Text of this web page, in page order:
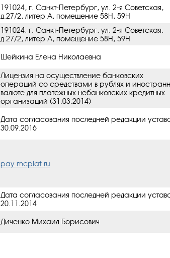
191024, г. Санкт-Петербург, ул. 2-я Советская,
д.27/2, литер А, помещение 58Н, 59Н
191024, г. Санкт-Петербург, ул. 2-я Советская,
д.27/2, литер А, помещение 58Н, 59Н
Шейкина Елена Николаевна
Лицензия на осуществление банковских
операций со средствами в рублях и
валюте для платёжных небанковских кредитных
организаций (31.03.2014)
Дата согласования последней редакции
30.09.2016
pay.mcplat.ru
Дата согласования последней редакции
20.11.2014
Диченко Михаил Борисович